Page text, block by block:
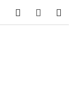
Keresés